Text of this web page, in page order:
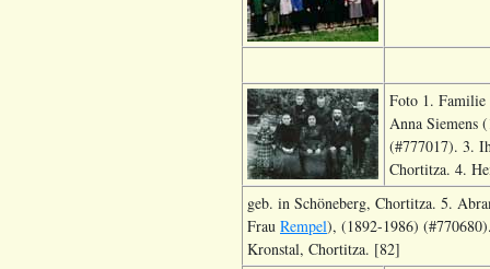
Foto 1. Familie
Anna Siemens
(#777017). 3.
Chortitza. 4.
geb. in Schöneberg, Chortitza. 5.
Frau Rempel), (1892-1986)
Kronstal, Chortitza. [82]